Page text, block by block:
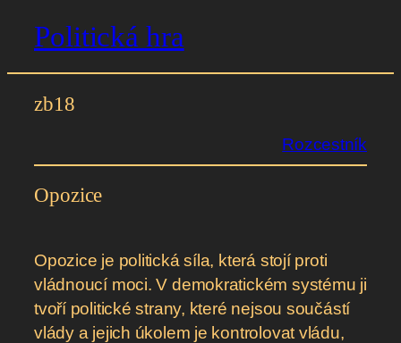
Přeskočit
obsah
Politická hra
zb18
Rozcestník
Opozice
Opozice je politická síla, která stojí proti
vládnoucí moci. V demokratickém systému ji
tvoří politické strany, které nejsou součástí
vlády a jejich úkolem je kontrolovat vládu,